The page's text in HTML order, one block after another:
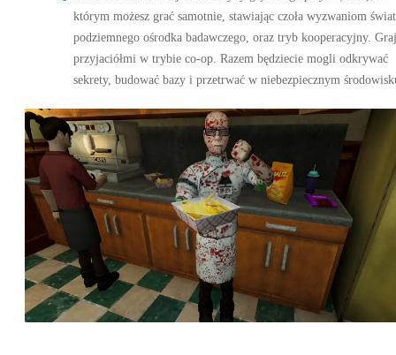
którym możesz grać samotnie, stawiając czoła wyzwaniom
podziemnego ośrodka badawczego, oraz tryb kooperacyjny.
przyjaciółmi w trybie co-op. Razem będziecie mogli odkrywać
sekrety, budować bazy i przetrwać w niebezpiecznym